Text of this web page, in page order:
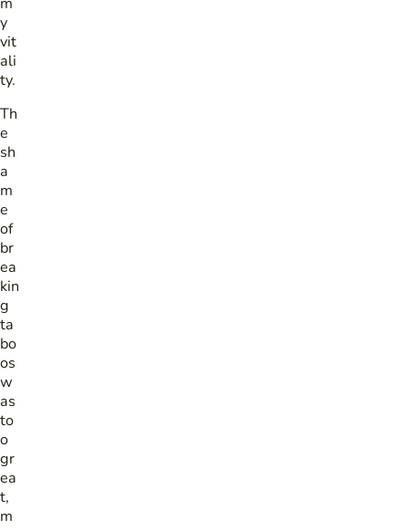
y
vit
ali
ty.
Th
e
sh
a
m
e
of
br
ea
kin
g
ta
bo
os
w
as
to
o
gr
ea
t,
m